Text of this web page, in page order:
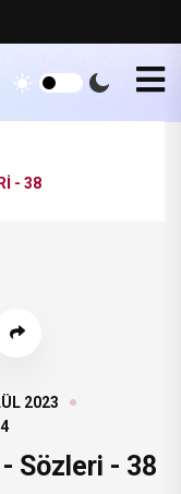
- 38
2023
Sözleri - 38